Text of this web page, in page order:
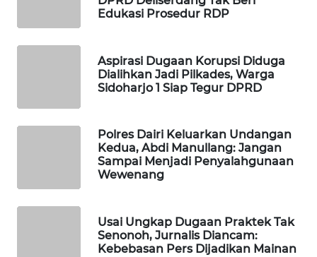
Edukasi Prosedur RDP
Aspirasi Dugaan Korupsi Diduga
Dialihkan Jadi Pilkades, Warga
Sidoharjo 1 Siap Tegur DPRD
Polres Dairi Keluarkan Undangan
Kedua, Abdi Manullang: Jangan
Sampai Menjadi Penyalahgunaan
Wewenang
Usai Ungkap Dugaan Praktek Tak
Senonoh, Jurnalis Diancam:
Kebebasan Pers Dijadikan Mainan
LKKI
PORTAL